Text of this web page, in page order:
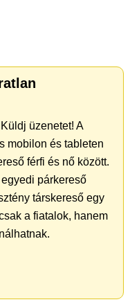
üzenetet! A
mobilon és tableten
férfi és nő között.
párkereső
társkereső egy
a fiatalok, hanem